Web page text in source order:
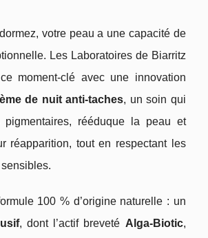
votre peau a une capacité de
Les Laboratoires de Biarritz
moment-clé avec une innovation
de nuit anti-taches, un soin qui
rééduque la peau et
réapparition, tout en respectant les
100 % d’origine naturelle : un
, dont l’actif breveté Alga-Biotic,